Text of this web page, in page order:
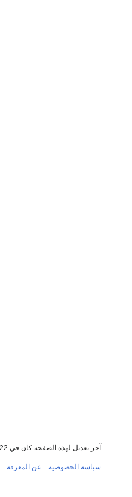
آخر تعديل لهذه الصفحة كان في 18:22, 11 أبريل 2007.
سياسة الخصوصية عن المعرفة